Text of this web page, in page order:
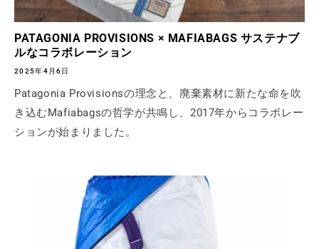
PATAGONIA PROVISIONS × MAFIABAGS サステナブ
ルなコラボレーション
2025年4月6日
Patagonia Provisionsの理念と、廃棄素材に新たな命を吹
き込むMafiabagsの哲学が共鳴し、2017年からコラボレー
ションが始まりました。